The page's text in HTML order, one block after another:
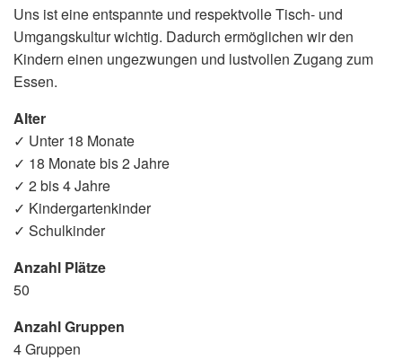
Uns ist eine entspannte und respektvolle Tisch- und
Umgangskultur wichtig. Dadurch ermöglichen wir den
Kindern einen ungezwungen und lustvollen Zugang zum
Essen.
Alter
✓ Unter 18 Monate
✓ 18 Monate bis 2 Jahre
✓ 2 bis 4 Jahre
✓ Kindergartenkinder
✓ Schulkinder
Anzahl Plätze
50
Anzahl Gruppen
4 Gruppen